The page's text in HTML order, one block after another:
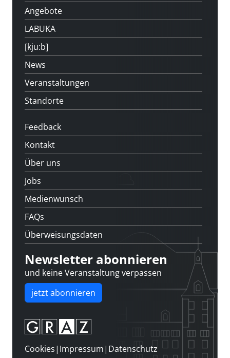
Angebote
LABUKA
[kju:b]
News
Veranstaltungen
Standorte
Feedback
Kontakt
Über uns
Jobs
Medienwunsch
FAQs
Überweisungsdaten
Newsletter abonnieren
und keine Veranstaltung verpassen
jetzt abonnieren
Cookies| Impressum| Datenschutz